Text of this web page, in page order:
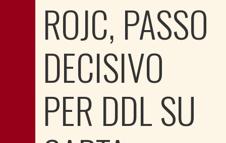
ROJC, PASSO
DECISIVO
PER DDL SU